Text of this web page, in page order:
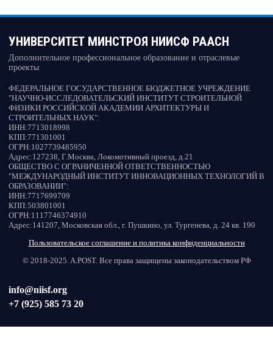
УНИВЕРСИТЕТ МИНСТРОЯ НИИСФ РААСН
Дополнительное профессиональное образование и отраслевые
проекты
ФЕДЕРАЛЬНОЕ ГОСУДАРСТВЕННОЕ БЮДЖЕТНОЕ УЧРЕЖДЕНИЕ
"НАУЧНО-ИССЛЕДОВАТЕЛЬСКИЙ ИНСТИТУТ СТРОИТЕЛЬНОЙ
ФИЗИКИ РОССИЙСКОЙ АКАДЕМИИ АРХИТЕКТУРЫ И
СТРОИТЕЛЬНЫХ НАУК":
ИНН:7713018998
КПП:771301001
ОГРН:1027739485950
Адрес:127238, Г.Москва, Локомотивный проезд, д.21
ОБЩЕСТВО С ОГРАНИЧЕННОЙ ОТВЕТСТВЕННОСТЬЮ
"МЕЖДУНАРОДНЫЙ ИНСТИТУТ ИННОВАЦИОННЫХ ТЕХНОЛОГИЙ В
ОБРАЗОВАНИИ":
ИНН:7717699709
КПП:503801001
ОГРН:1117746374910
Адрес:141207, Московская обл., г. Пушкино, ул. Тургенева, д. 24 кв. 190
Пользовательское соглашение и политика конфиденциальности
© 2018-2025. A.POST. Все права защищены законодательством РФ
info@niisf.org
+7 (925) 585 73 20